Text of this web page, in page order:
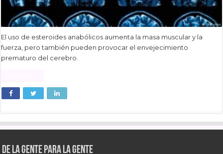
El uso de esteroides anabólicos aumenta la masa muscular y la
fuerza, pero también pueden provocar el envejecimiento
prematuro del cerebro.
De la gente para la gente